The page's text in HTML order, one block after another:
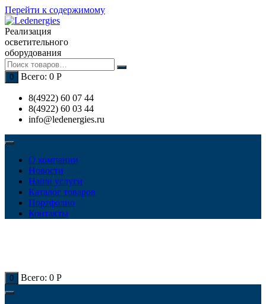
Перейти к содержимому
Реализация
осветительного
оборудования
0 Всего: 0 Р
8(4922) 60 07 44
8(4922) 60 03 44
info@ledenergies.ru
О компании
Новости
Наши услуги
Каталог товаров
Портфолио
Контакты
0 Всего: 0 Р